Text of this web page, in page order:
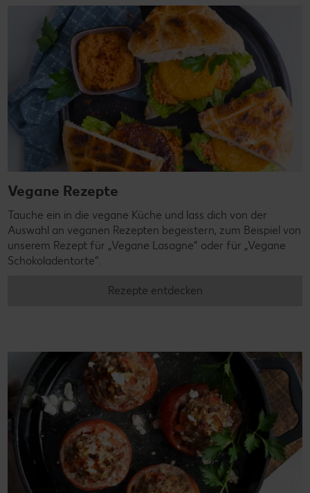
Vegane Rezepte
Tauche ein in die vegane Küche und lass dich von der
Auswahl an veganen Rezepten begeistern, zum Beispiel von
unserem Rezept für „Vegane Lasagne“ oder für „Vegane
Schokoladentorte“.
Rezepte entdecken